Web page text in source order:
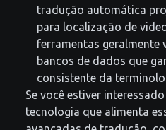
tradução automática
para localização de
ferramentas geralmente
bancos de dados que
consistente da
Se você estiver
tecnologia que alimenta